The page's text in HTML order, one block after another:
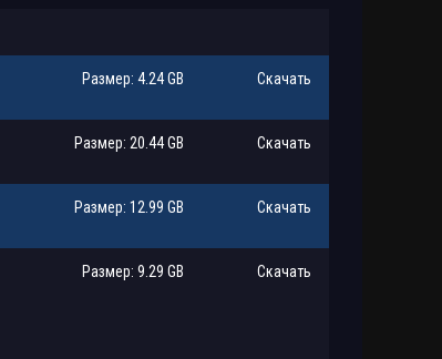
Размер: 4.24 GB Скачать
Размер: 20.44 GB Скачать
Размер: 12.99 GB Скачать
Размер: 9.29 GB Скачать